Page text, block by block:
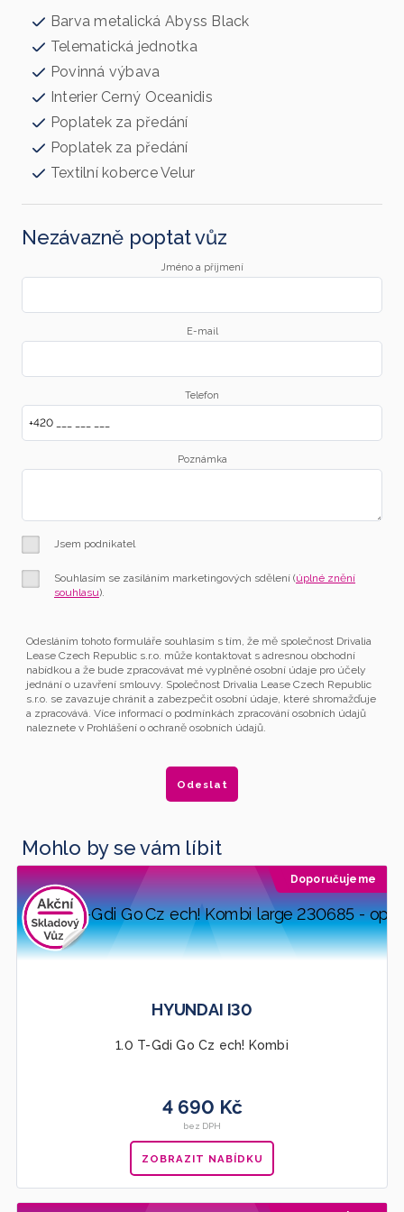
Barva metalická Abyss Black
Telematická jednotka
Povinná výbava
Interier Cerný Oceanidis
Poplatek za předání
Poplatek za předání
Textilní koberce Velur
Nezávazně poptat vůz
Jméno a příjmení
E-mail
Telefon
Poznámka
Jsem podnikatel
Souhlasím se zasíláním marketingových sdělení (úplné znění
souhlasu).
Odesláním tohoto formuláře souhlasím s tím, že mě společnost Drivalia
Lease Czech Republic s.r.o. může kontaktovat s adresnou obchodní
nabídkou a že bude zpracovávat mé vyplněné osobní údaje pro účely
jednání o uzavření smlouvy. Společnost Drivalia Lease Czech Republic
s.r.o. se zavazuje chránit a zabezpečit osobní údaje, které shromažďuje
a zpracovává. Více informací o podmínkách zpracování osobních údajů
naleznete v Prohlášení o ochraně osobních údajů.
Mohlo by se vám líbit
Doporučujeme
HYUNDAI I30
1.0 T-Gdi Go Cz ech! Kombi
4 690 Kč
bez DPH
ZOBRAZIT NABÍDKU